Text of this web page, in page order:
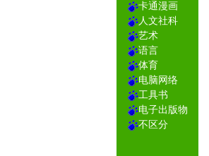
卡通漫画
人文社科
艺术
语言
体育
电脑网络
工具书
电子出版物
不区分